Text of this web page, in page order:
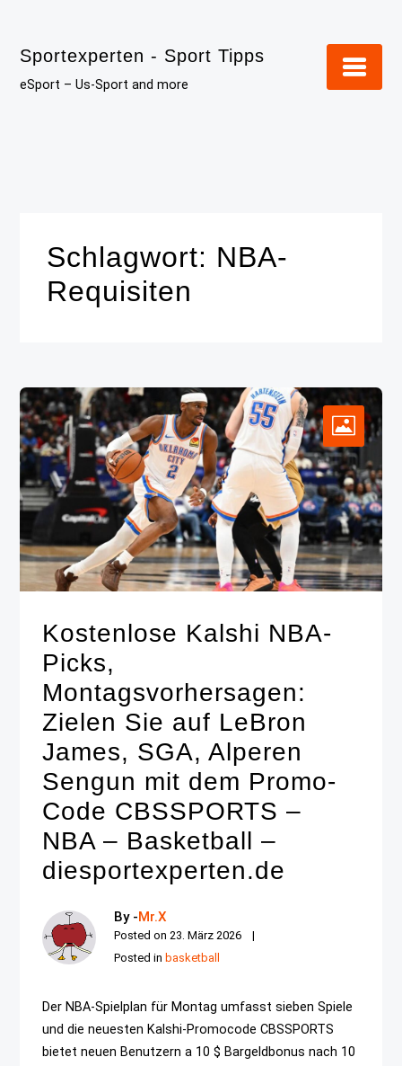
content
Sportexperten - Sport Tipps
eSport – Us-Sport and more
Schlagwort: NBA-
Requisiten
Kostenlose Kalshi NBA-
Picks,
Montagsvorhersagen:
Zielen Sie auf LeBron
James, SGA, Alperen
Sengun mit dem Promo-
Code CBSSPORTS –
NBA – Basketball –
diesportexperten.de
By -Mr.X
Posted on23. März 2026
Posted in basketball
Der NBA-Spielplan für Montag umfasst sieben Spiele
und die neuesten Kalshi-Promocode CBSSPORTS
bietet neuen Benutzern a 10 $ Bargeldbonus nach 10